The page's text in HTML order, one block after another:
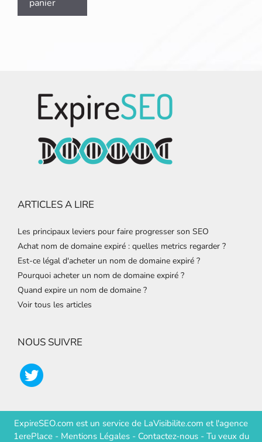
panier
ARTICLES A LIRE
Les principaux leviers pour faire progresser son SEO
Achat nom de domaine expiré : quelles metrics regarder ?
Est-ce légal d'acheter un nom de domaine expiré ?
Pourquoi acheter un nom de domaine expiré ?
Quand expire un nom de domaine ?
Voir tous les articles
NOUS SUIVRE
ExpireSEO.com est un service de LaVisibilite.com etl'agence
1erePlace- Mentions Légales- Contactez-nous- Tu veux du